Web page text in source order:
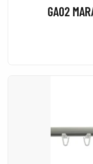
GA02